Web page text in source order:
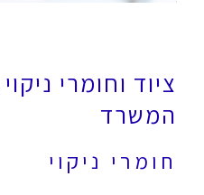
ציוד וחומרי
המשרד
חומרי ניקוי